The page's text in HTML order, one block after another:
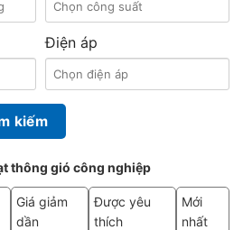
Điện áp
kiếm
thông gió công nghiệp
Giá giảm
dần
Được yêu
thích
Mới
nhất